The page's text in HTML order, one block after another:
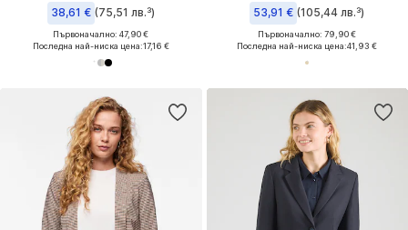
38,61 € (75,51 лв.³)
Първоначално: 47,90 €
Последна най-ниска цена:17,16 €
53,91 € (105,44 лв.³)
Първоначално: 79,90 €
Последна най-ниска цена:41,93 €